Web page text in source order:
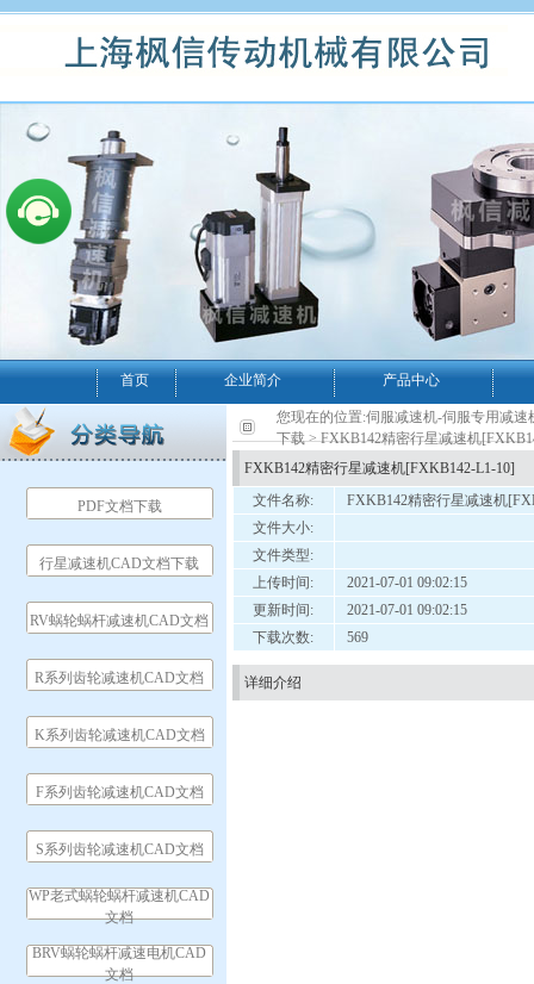
首页 企业简介 产品中心
PDF文档下载
行星减速机CAD文档下载
RV蜗轮蜗杆减速机CAD文档
R系列齿轮减速机CAD文档
K系列齿轮减速机CAD文档
F系列齿轮减速机CAD文档
S系列齿轮减速机CAD文档
WP老式蜗轮蜗杆减速机CAD
文档
BRV蜗轮蜗杆减速电机CAD
文档
您现在的位置:伺服减速机-伺服专用减
下载> FXKB142精密行星减速机
FXKB142精密行星减速机[FXKB142-L1-10]
文件名称:
FXKB142精密行星减速机
文件大小:
文件类型:
上传时间:
2021-07-01 09:02:15
更新时间:
2021-07-01 09:02:15
下载次数:
569
详细介绍